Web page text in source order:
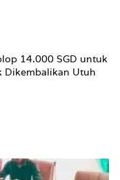
14.000 SGD untuk
Dikembalikan Utuh